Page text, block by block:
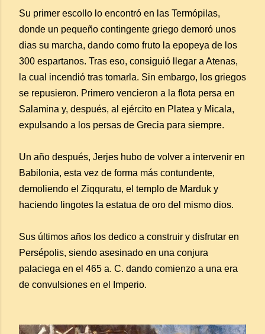
Su primer escollo lo encontró en las Termópilas,
donde un pequeño contingente griego demoró unos
dias su marcha, dando como fruto la epopeya de los
300 espartanos. Tras eso, consiguió llegar a Atenas,
la cual incendió tras tomarla. Sin embargo, los griegos
se repusieron. Primero vencieron a la flota persa en
Salamina y, después, al ejército en Platea y Micala,
expulsando a los persas de Grecia para siempre.
Un año después, Jerjes hubo de volver a intervenir en
Babilonia, esta vez de forma más contundente,
demoliendo el Ziqquratu, el templo de Marduk y
haciendo lingotes la estatua de oro del mismo dios.
Sus últimos años los dedico a construir y disfrutar en
Persépolis, siendo asesinado en una conjura
palaciega en el 465 a. C. dando comienzo a una era
de convulsiones en el Imperio.